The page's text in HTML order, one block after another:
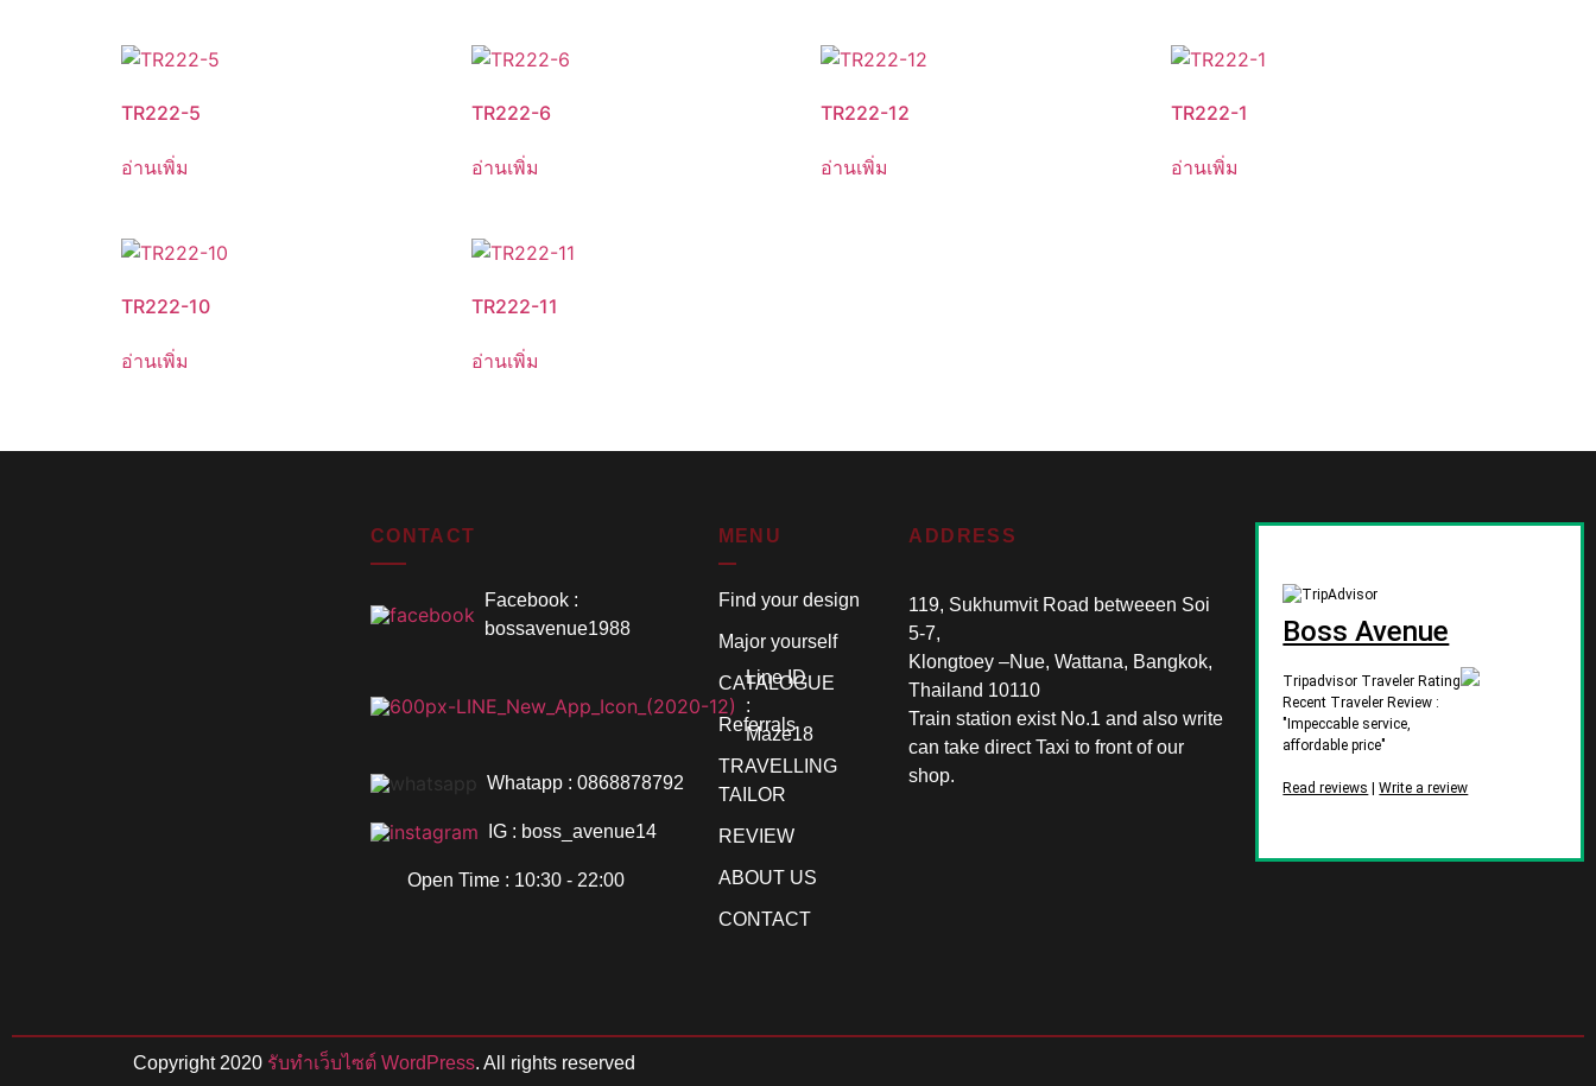
TR222-5
อ่านเพิ่ม
TR222-6
อ่านเพิ่ม
TR222-12
อ่านเพิ่ม
TR222-1
อ่านเพิ่ม
TR222-10
อ่านเพิ่ม
TR222-11
อ่านเพิ่ม
CONTACT
Facebook :
bossavenue1988
Line ID
:
Maze18
Whatapp : 0868878792
IG : boss_avenue14
Open Time : 10:30 - 22:00
MENU
Find your design
Major yourself
CATALOGUE
Referrals
TRAVELLING
TAILOR
REVIEW
ABOUT US
CONTACT
ADDRESS
119, Sukhumvit Road betweeen Soi
5-7,
Klongtoey –Nue, Wattana, Bangkok,
Thailand 10110
Train station exist No.1 and also write
can take direct Taxi to front of our
shop.
Boss Avenue
Tripadvisor Traveler Rating
Recent Traveler Review :
"Impeccable service,
affordable price"
Read reviews |Write a review
Copyright 2020 รับทําเว็บไซต์ WordPress. All rights reserved